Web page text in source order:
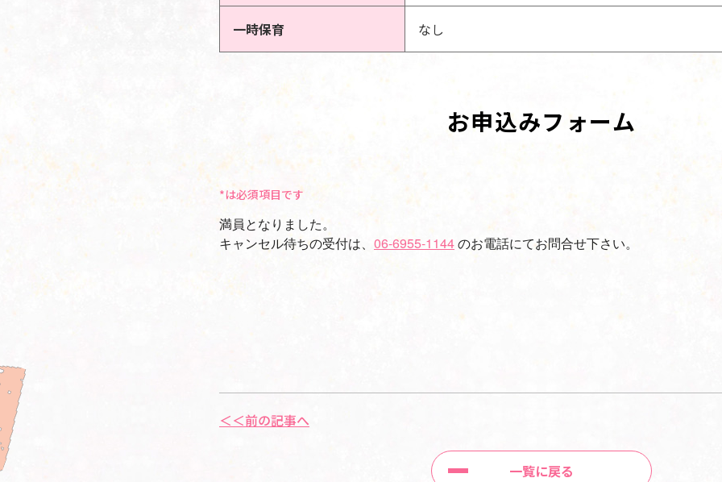
一時保育 なし
お申込みフォーム
*は必須項目です
満員となりました。
キャンセル待ちの受付は、 06-6955-1144のお電話にてお問合せ下さい。
＜＜前の記事へ
一覧に戻る